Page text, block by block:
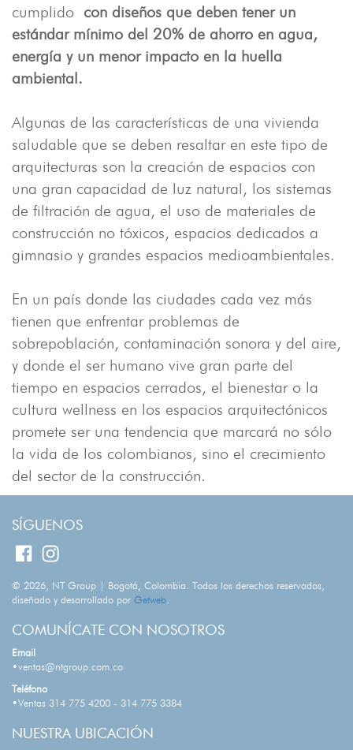
cumplido con diseños que deben tener un
estándar mínimo del 20% de ahorro en agua,
energía y un menor impacto en la huella
ambiental.
Algunas de las características de una vivienda
saludable que se deben resaltar en este tipo de
arquitecturas son la creación de espacios con
una gran capacidad de luz natural, los sistemas
de filtración de agua, el uso de materiales de
construcción no tóxicos, espacios dedicados a
gimnasio y grandes espacios medioambientales.
En un país donde las ciudades cada vez más
tienen que enfrentar problemas de
sobrepoblación, contaminación sonora y del aire,
y donde el ser humano vive gran parte del
tiempo en espacios cerrados, el bienestar o la
cultura wellness en los espacios arquitectónicos
promete ser una tendencia que marcará no sólo
la vida de los colombianos, sino el crecimiento
del sector de la construcción.
SÍGUENOS
© 2026, NT Group | Bogotá, Colombia. Todos los derechos reservados,
diseñado y desarrollado por Getweb.
COMUNÍCATE CON NOSOTROS
Email
•ventas@ntgroup.com.co
Teléfono
•Ventas 314 775 4200 - 314 775 3384
NUESTRA UBICACIÓN